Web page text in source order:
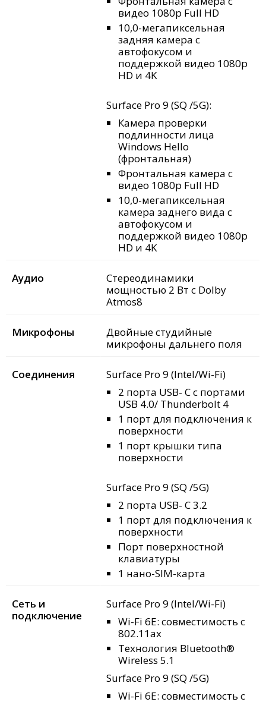
видео 1080p Full HD
10,0-мегапиксельная
задняя камера с
автофокусом и
поддержкой видео 1080p
HD и 4K
Surface Pro 9 (SQ /5G):
Камера проверки
подлинности лица
Windows Hello
(фронтальная)
Фронтальная камера с
видео 1080p Full HD
10,0-мегапиксельная
камера заднего вида с
автофокусом и
поддержкой видео 1080p
HD и 4K
Аудио
Стереодинамики
мощностью 2 Вт с Dolby
Atmos8
Микрофоны
Двойные студийные
микрофоны дальнего поля
Соединения
Surface Pro 9 (Intel/Wi-Fi)
2 порта USB- C с портами
USB 4.0/ Thunderbolt 4
1 порт для подключения к
поверхности
1 порт крышки типа
поверхности
Surface Pro 9 (SQ /5G)
2 порта USB- C 3.2
1 порт для подключения к
поверхности
Порт поверхностной
клавиатуры
1 нано-SIM-карта
Сеть и
подключение
Surface Pro 9 (Intel/Wi-Fi)
Wi-Fi 6E: совместимость с
802.11ax
Технология Bluetooth®
Wireless 5.1
Surface Pro 9 (SQ /5G)
Wi-Fi 6E: совместимость с